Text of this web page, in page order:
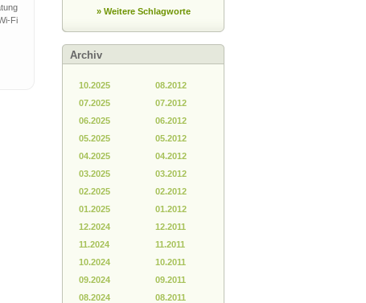
Fi
» Weitere Schlagworte
Archiv
10.2025
07.2025
06.2025
05.2025
04.2025
03.2025
02.2025
01.2025
12.2024
11.2024
10.2024
09.2024
08.2024
08.2012
07.2012
06.2012
05.2012
04.2012
03.2012
02.2012
01.2012
12.2011
11.2011
10.2011
09.2011
08.2011